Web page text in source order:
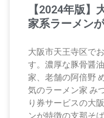
【2024年版
家系ラーメン
大阪市天王寺区で
す。濃厚な豚骨醤
家、老舗の阿倍野
気のラーメン家 み
り券サービスの大
ンが特徴の支那そ